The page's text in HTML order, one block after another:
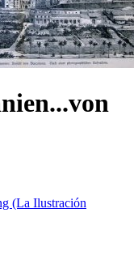
(La Ilustración